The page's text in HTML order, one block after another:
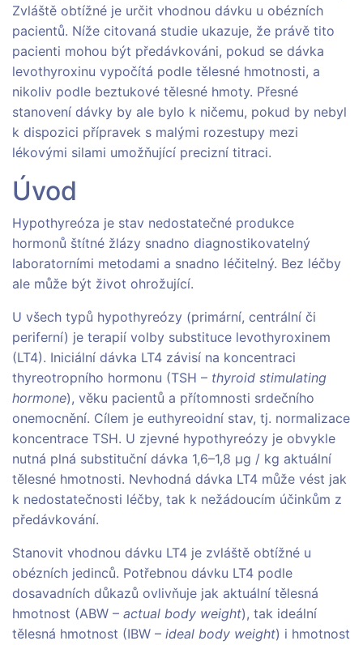
Zvláště obtížné je určit vhodnou dávku u obézních
pacientů. Níže citovaná studie ukazuje, že právě tito
pacienti mohou být předávkováni, pokud se dávka
levothyroxinu vypočítá podle tělesné hmotnosti, a
nikoliv podle beztukové tělesné hmoty. Přesné
stanovení dávky by ale bylo k ničemu, pokud by nebyl
k dispozici přípravek s malými rozestupy mezi
lékovými silami umožňující precizní titraci.
Úvod
Hypothyreóza je stav nedostatečné produkce
hormonů štítné žlázy snadno diagnostikovatelný
laboratorními metodami a snadno léčitelný. Bez léčby
ale může být život ohrožující.
U všech typů hypothyreózy (primární, centrální či
periferní) je terapií volby substituce levothyroxinem
(LT4). Iniciální dávka LT4 závisí na koncentraci
thyreotropního hormonu (TSH – thyroid stimulating
hormone), věku pacientů a přítomnosti srdečního
onemocnění. Cílem je euthyreoidní stav, tj. normalizace
koncentrace TSH. U zjevné hypothyreózy je obvykle
nutná plná substituční dávka 1,6–1,8 µg / kg aktuální
tělesné hmotnosti. Nevhodná dávka LT4 může vést jak
k nedostatečnosti léčby, tak k nežádoucím účinkům z
předávkování.
Stanovit vhodnou dávku LT4 je zvláště obtížné u
obézních jedinců. Potřebnou dávku LT4 podle
dosavadních důkazů ovlivňuje jak aktuální tělesná
hmotnost (ABW – actual body weight), tak ideální
tělesná hmotnost (IBW – ideal body weight) i hmotnost